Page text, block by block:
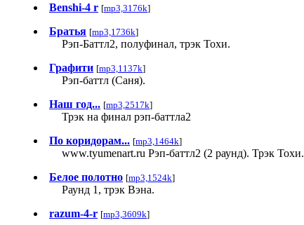
Benshi-4 r [mp3,3176k]
Братья [mp3,1736k]
Рэп-Баттл2, полуфинал, трэк Тохи.
Графити [mp3,1137k]
Рэп-баттл (Саня).
Наш год... [mp3,2517k]
Трэк на финал рэп-баттла2
По коридорам... [mp3,1464k]
www.tyumenart.ru Рэп-баттл2 (2 раунд). Трэк Тохи.
Белое полотно [mp3,1524k]
Раунд 1, трэк Вэна.
razum-4-r [mp3,3609k]